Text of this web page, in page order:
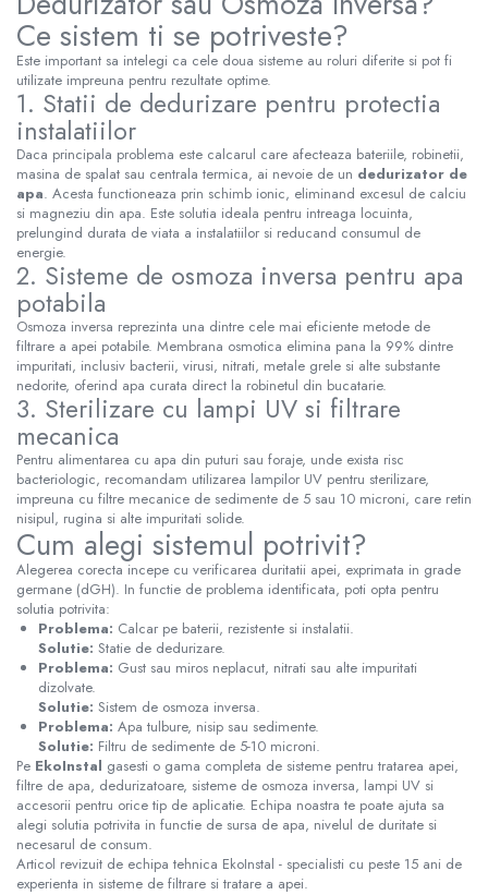
Ce sistem ti se potriveste?
Este important sa intelegi ca cele doua sisteme au roluri diferite si pot fi
utilizate impreuna pentru rezultate optime.
1. Statii de dedurizare pentru protectia
instalatiilor
Daca principala problema este calcarul care afecteaza bateriile, robinetii,
masina de spalat sau centrala termica, ai nevoie de un dedurizator de
apa. Acesta functioneaza prin schimb ionic, eliminand excesul de calciu
si magneziu din apa. Este solutia ideala pentru intreaga locuinta,
prelungind durata de viata a instalatiilor si reducand consumul de
energie.
2. Sisteme de osmoza inversa pentru apa
potabila
Osmoza inversa reprezinta una dintre cele mai eficiente metode de
filtrare a apei potabile. Membrana osmotica elimina pana la 99% dintre
impuritati, inclusiv bacterii, virusi, nitrati, metale grele si alte substante
nedorite, oferind apa curata direct la robinetul din bucatarie.
3. Sterilizare cu lampi UV si filtrare
mecanica
Pentru alimentarea cu apa din puturi sau foraje, unde exista risc
bacteriologic, recomandam utilizarea lampilor UV pentru sterilizare,
impreuna cu filtre mecanice de sedimente de 5 sau 10 microni, care retin
nisipul, rugina si alte impuritati solide.
Cum alegi sistemul potrivit?
Alegerea corecta incepe cu verificarea duritatii apei, exprimata in grade
germane (dGH). In functie de problema identificata, poti opta pentru
solutia potrivita:
Problema: Calcar pe baterii, rezistente si instalatii.
Solutie: Statie de dedurizare.
Problema: Gust sau miros neplacut, nitrati sau alte impuritati
dizolvate.
Solutie: Sistem de osmoza inversa.
Problema: Apa tulbure, nisip sau sedimente.
Solutie: Filtru de sedimente de 5-10 microni.
Pe EkoInstal gasesti o gama completa de sisteme pentru tratarea apei,
filtre de apa, dedurizatoare, sisteme de osmoza inversa, lampi UV si
accesorii pentru orice tip de aplicatie. Echipa noastra te poate ajuta sa
alegi solutia potrivita in functie de sursa de apa, nivelul de duritate si
necesarul de consum.
Articol revizuit de echipa tehnica EkoInstal - specialisti cu peste 15 ani de
experienta in sisteme de filtrare si tratare a apei.